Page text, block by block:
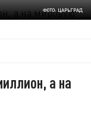
ФОТО: ЦАРЬГРАД
а на